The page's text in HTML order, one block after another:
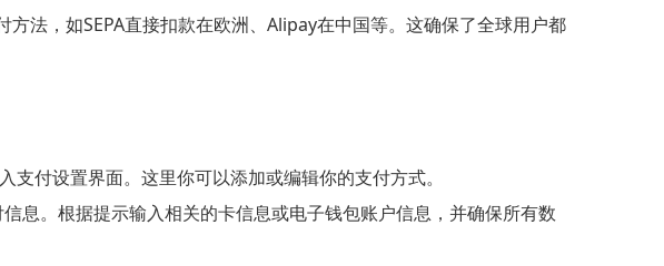
法，如SEPA直接扣款在欧洲、Alipay在中国等。这确保了全球用户都
支付设置界面。这里你可以添加或编辑你的支付方式。
息。根据提示输入相关的卡信息或电子钱包账户信息，并确保所有数